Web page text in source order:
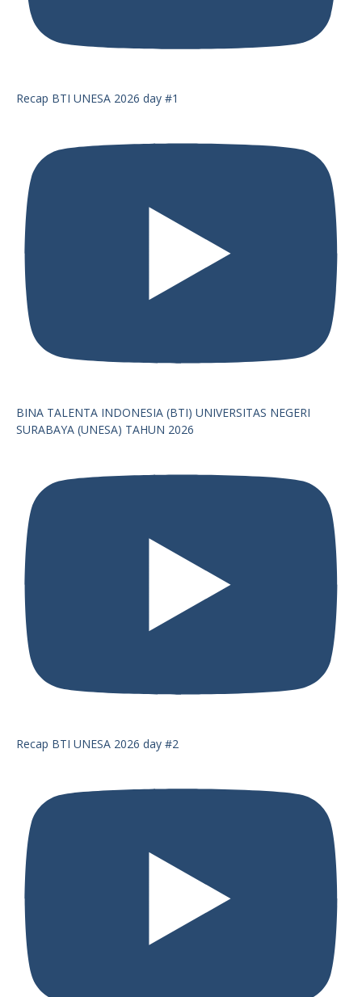
Recap BTI UNESA 2026 day #1
BINA TALENTA INDONESIA (BTI) UNIVERSITAS NEGERI
SURABAYA (UNESA) TAHUN 2026
Recap BTI UNESA 2026 day #2